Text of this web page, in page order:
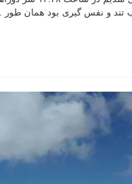
تند و نفس گیری بود همان طور